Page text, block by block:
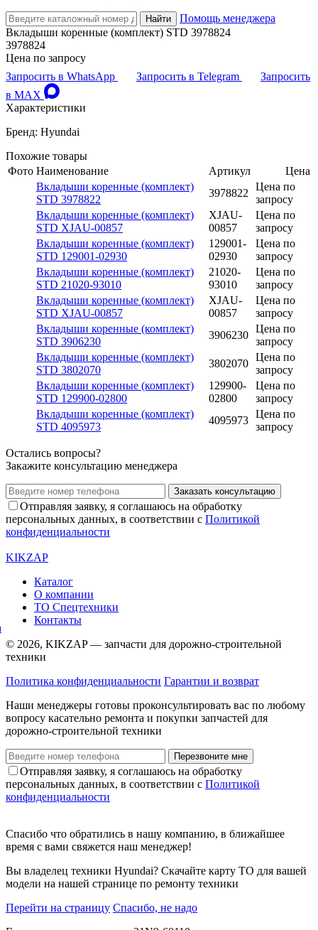
Найти
Помощь менеджера
Вкладыши коренные (комплект) STD 3978824
3978824
Цена по запросу
Запросить в WhatsApp
Запросить в Telegram
Запросить
в MAX
Характеристики
Бренд: Hyundai
Похожие товары
Фото Наименование Артикул
Цена
Вкладыши коренные (комплект)
STD 3978822
3978822
Цена по
запросу
Вкладыши коренные (комплект)
STD XJAU-00857
XJAU-
00857
Цена по
запросу
Вкладыши коренные (комплект)
STD 129001-02930
129001-
02930
Цена по
запросу
Вкладыши коренные (комплект)
STD 21020-93010
21020-
93010
Цена по
запросу
Вкладыши коренные (комплект)
STD XJAU-00857
XJAU-
00857
Цена по
запросу
Вкладыши коренные (комплект)
STD 3906230
3906230
Цена по
запросу
Вкладыши коренные (комплект)
STD 3802070
3802070
Цена по
запросу
Вкладыши коренные (комплект)
STD 129900-02800
129900-
02800
Цена по
запросу
Вкладыши коренные (комплект)
STD 4095973
4095973
Цена по
запросу
Остались вопросы?
Закажите консультацию менеджера
Заказать консультацию
Отправляя заявку, я соглашаюсь на обработку
персональных данных, в соответствии с Политикой
конфиденциальности
KIKZAP
Каталог
О компании
ТО Спецтехники
Контакты
© 2026, KIKZAP — запчасти для дорожно-строительной
техники
Политика конфиденциальности Гарантии и возврат
Наши менеджеры готовы проконсультировать вас по любому
вопросу касательно ремонта и покупки запчастей для
дорожно-строительной техники
Перезвоните мне
Отправляя заявку, я соглашаюсь на обработку
персональных данных, в соответствии с Политикой
конфиденциальности
Спасибо что обратились в нашу компанию, в ближайшее
время с вами свяжется наш менеджер!
Вы владелец техники Hyundai? Скачайте карту ТО для вашей
модели на нашей странице по ремонту техники
Перейти на страницу Спасибо, не надо